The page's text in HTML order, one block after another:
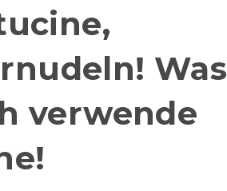
Was
verwende